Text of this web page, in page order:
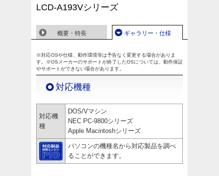
LCD-A193Vシリーズ
概要・特長 ギャラリー・仕様
※対応OSや仕様、動作環境等は予告なく変更する場合がありま
す。※OSメーカーのサポートが終了したOSについては、動作保証
やサポートができない場合があります。
対応機種
対応機
種
DOS/Vマシン
NEC PC-9800シリーズ
Apple Macintoshシリーズ
パソコンの機種名から対応製品を調べ
ることができます。